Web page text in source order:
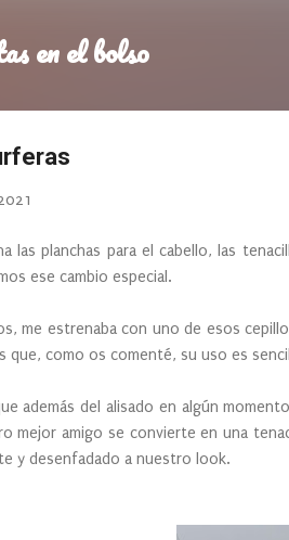
en el bolso
las planchas para el cabello, las
ese cambio especial.
me estrenaba con uno de esos
que, como os comenté, su uso es
además del alisado en algún
mejor amigo se convierte en una
y desenfadado a nuestro look.